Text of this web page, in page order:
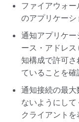
ファイアウォ
のアプリケーシ
通知アプリケー
ース・アドレス
知構成で許可
ていることを確
通知接続の最大
ないようにして
クライアントを